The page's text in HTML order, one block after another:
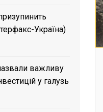
Україна)
важливу
у галузь